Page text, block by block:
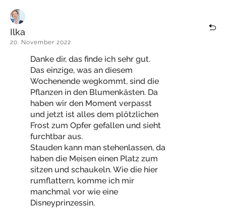
Ilka
20. November 2022
Danke dir, das finde ich sehr gut.
Das einzige, was an diesem
Wochenende wegkommt, sind die
Pflanzen in den Blumenkästen. Da
haben wir den Moment verpasst
und jetzt ist alles dem plötzlichen
Frost zum Opfer gefallen und sieht
furchtbar aus.
Stauden kann man stehenlassen, da
haben die Meisen einen Platz zum
sitzen und schaukeln. Wie die hier
rumflattern, komme ich mir
manchmal vor wie eine
Disneyprinzessin.